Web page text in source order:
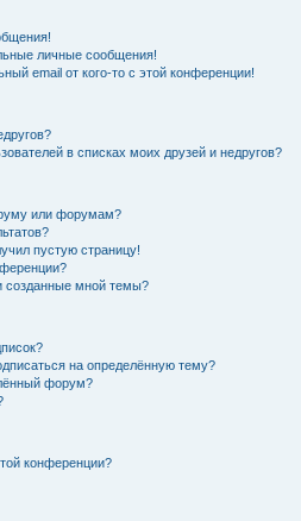
личные сообщения!
email от кого-то с этой конференции!
в списках моих друзей и недругов?
или форумам?
пустую страницу!
созданные мной темы?
на определённую тему?
форум?
конференции?